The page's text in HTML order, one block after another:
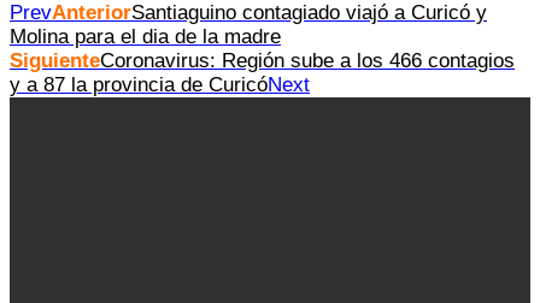
PrevAnteriorSantiaguino contagiado viajó a Curicó y
Molina para el dia de la madre
SiguienteCoronavirus: Región sube a los 466 contagios
y a 87 la provincia de CuricóNext